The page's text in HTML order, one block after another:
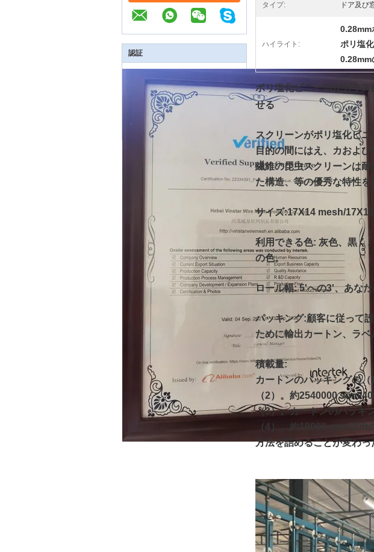
認証
タイプ: ドア及び
ハイライト:
0.28mm
ポリ塩
0.28mm
ポリ塩化ビニールがガラ
せる
スクリーンがポリ塩化ビニ
目的の間にはえ、カおよ
繊維の昆虫スクリーンは
た構造、等の優秀な特性を
サイズ:17X14 mesh/
利用できる色: 灰色、黒く
の色。
ロール幅:5'への3'、あなた
パッキング:顧客に従って
ために輸出カートン、ラベ
積載量:
カートンのパッキングの
（2）。約2540000 sqm/
（3）。カートンのパッキ
（4）。約10000 sqm/20ft
方法を詰めることが変わっ